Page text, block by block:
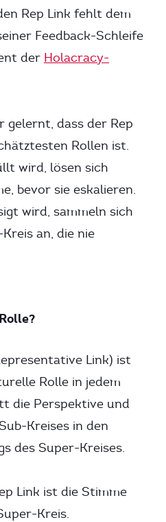
Rep Link fehlt dem
Feedback-Schleife
der Holacracy-
gelernt, dass der Rep
Rollen ist.
wird, lösen sich
bevor sie eskalieren.
wird, sammeln sich
an, die nie
Link) ist
Rolle in jedem
die Perspektive und
Kreises in den
des Super-Kreises.
Link ist die Stimme
Kreis.